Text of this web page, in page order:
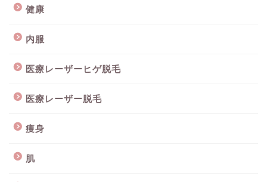
健康
内服
医療レーザーヒゲ脱毛
医療レーザー脱毛
痩身
肌